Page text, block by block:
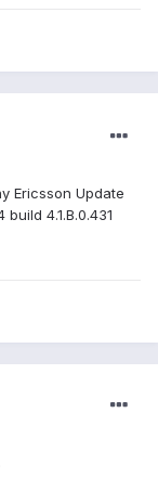
Ericsson Update
4.1.B.0.431